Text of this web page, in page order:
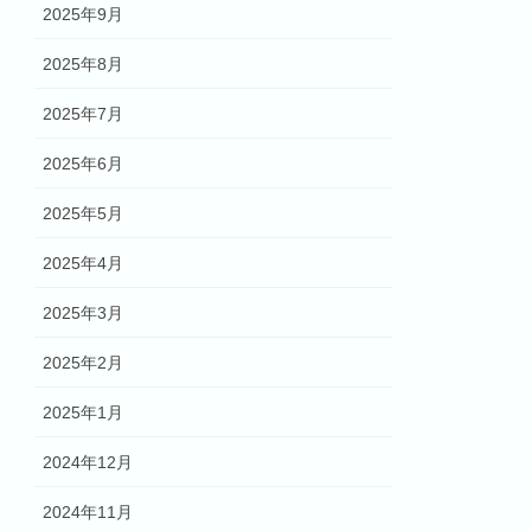
2025年9月
2025年8月
2025年7月
2025年6月
2025年5月
2025年4月
2025年3月
2025年2月
2025年1月
2024年12月
2024年11月